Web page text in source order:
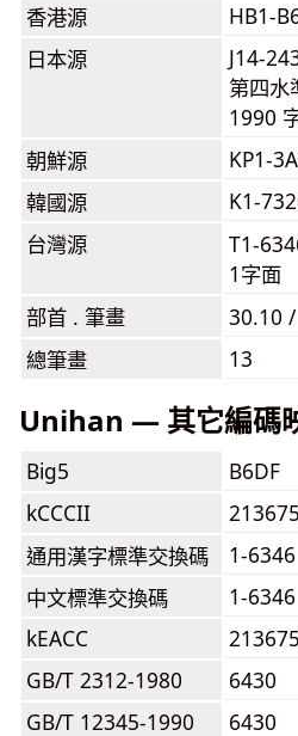
香港源
HB1-
日本源
J14-
第四水
1990
朝鮮源
KP1-
韓國源
K1-
台灣源
T1-
1字面
部首 . 筆畫
30.10 /
總筆畫
13
Unihan — 其它編碼
Big5
B6DF
kCCCII
213675
通用漢字標準交換碼
1-6346
中文標準交換碼
1-6346
kEACC
213675
GB/T 2312-1980
6430
GB/T 12345-1990
6430